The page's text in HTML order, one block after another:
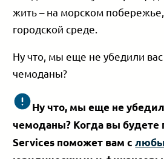
жить – на морском
городской среде.
Ну что, мы еще не убедили вас
чемоданы?
Ну что, мы еще не
чемоданы? Когда вы будете
Services поможет вам с